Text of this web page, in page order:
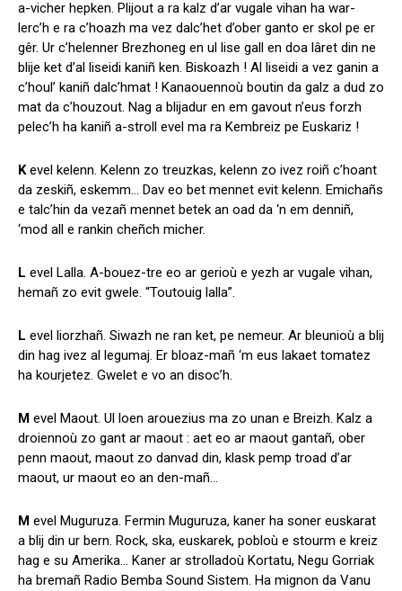
a-vicher hepken. Plijout a ra kalz d’ar vugale vihan ha war-
lerc’h e ra c’hoazh ma vez dalc’het d’ober ganto er skol pe er
gêr. Ur c’helenner Brezhoneg en ul lise gall en doa lâret din ne
blije ket d’al liseidi kaniñ ken. Biskoazh ! Al liseidi a vez ganin a
c’houl’ kaniñ dalc’hmat ! Kanaouennoù boutin da galz a dud zo
mat da c’houzout. Nag a blijadur en em gavout n’eus forzh
pelec’h ha kaniñ a-stroll evel ma ra Kembreiz pe Euskariz !
Kevel kelenn. Kelenn zo treuzkas, kelenn zo ivez roiñ c’hoant
da zeskiñ, eskemm… Dav eo bet mennet evit kelenn. Emichañs
e talc’hin da vezañ mennet betek an oad da ‘n em denniñ,
‘mod all e rankin cheñch micher.
L evel Lalla. A-bouez-tre eo ar gerioù e yezh ar vugale vihan,
hemañ zo evit gwele. “Toutouig lalla”.
L evel liorzhañ. Siwazh ne ran ket, pe nemeur. Ar bleunioù a blij
din hag ivez al legumaj. Er bloaz-mañ ‘m eus lakaet tomatez
ha kourjetez. Gwelet e vo an disoc’h.
M evel Maout. Ul loen arouezius ma zo unan e Breizh. Kalz a
droiennoù zo gant ar maout : aet eo ar maout gantañ, ober
penn maout, maout zo danvad din, klask pemp troad d’ar
maout, ur maout eo an den-mañ…
M evel Muguruza. Fermin Muguruza, kaner ha soner euskarat
a blij din ur bern. Rock, ska, euskarek, pobloù e stourm e kreiz
hag e su Amerika… Kaner ar strolladoù Kortatu, Negu Gorriak
ha bremañ Radio Bemba Sound Sistem. Ha mignon da Vanu